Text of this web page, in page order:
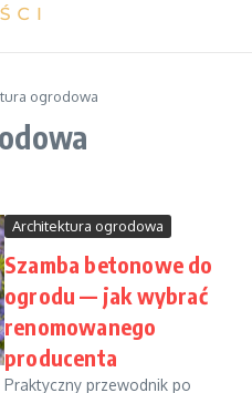
ogrodowa
Architektura ogrodowa
Szamba betonowe do
ogrodu — jak wybrać
renomowanego
producenta
Praktyczny przewodnik po